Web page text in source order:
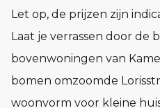
Let op, de prijzen zijn
Laat je verrassen door de
bovenwoningen van
bomen omzoomde
woonvorm voor kleine